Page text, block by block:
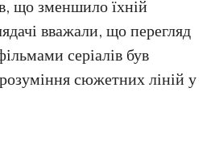
що зменшило їхній
вважали, що перегляд
серіалів був
сюжетних ліній у